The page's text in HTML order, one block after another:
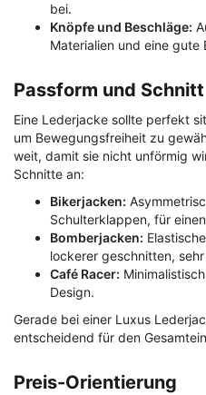
bei.
Knöpfe und Beschläge:
Materialien und eine
Passform und Schnitt
Eine Lederjacke sollte perfekt
um Bewegungsfreiheit zu
weit, damit sie nicht unförmig
Schnitte an:
Bikerjacken:
Schulterklappen, für
Bomberjacken:
lockerer geschnitten,
Café Racer:
Design.
Gerade bei einer Luxus
entscheidend für den
Preis-Orientierung